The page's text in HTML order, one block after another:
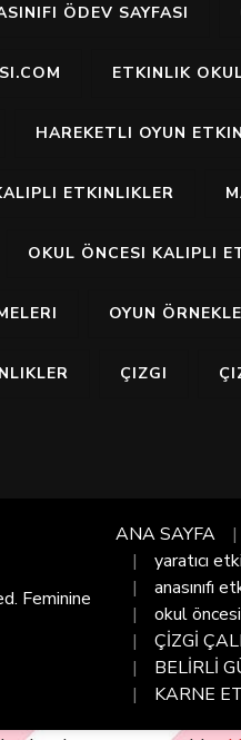
ÖDEV SAYFASI
ETKINLIK
HAREKETLI OYUN
ETKINLIKLER
OKUL ÖNCESI KALIPLI
OYUN
ÇIZGI
Feminine
ANA SAYFA
yaratıcı
anasınıfı
okul
ÇİZGİ
BELİRLİ
KARNE